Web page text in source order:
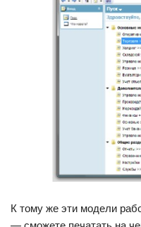
К тому же эти модели